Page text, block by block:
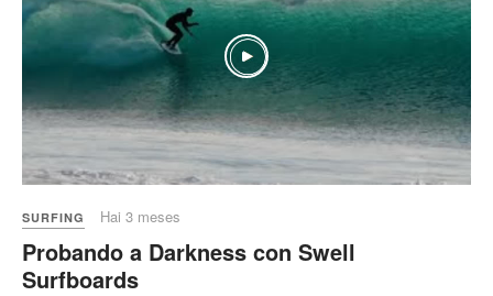
Play
SURFING Hai 3 meses
Probando a Darkness con Swell
Surfboards